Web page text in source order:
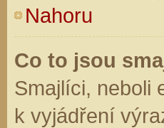
Nahoru
Co to jsou
Smajlíci, neboli
k vyjádření